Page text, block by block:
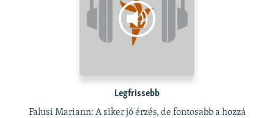
Legfrissebb
Falusi Mariann: A siker jó érzés, de fontosabb a hozzá